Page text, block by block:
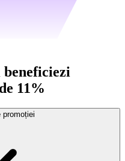
11%
promoției